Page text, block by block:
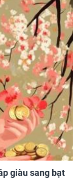
giàu sang bạt